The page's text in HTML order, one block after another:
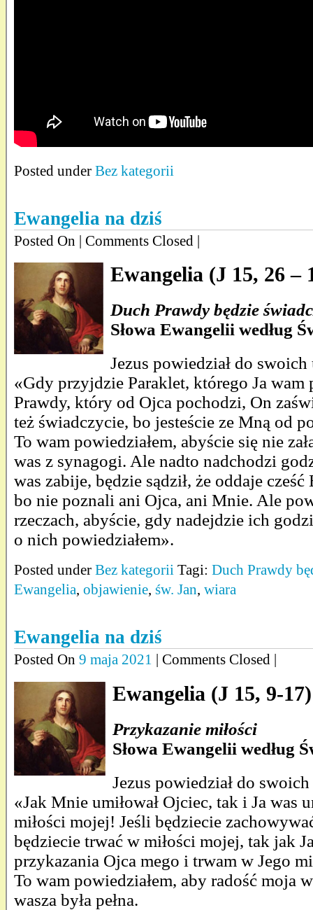
Posted under Bez kategorii
Ewangelia na dziś
Posted On | Comments Closed |
Ewangelia (J 15, 26 –
Duch Prawdy będzie
Słowa Ewangelii według
Jezus powiedział do
«Gdy przyjdzie Paraklet, którego Ja wam
Prawdy, który od Ojca pochodzi, On
też świadczycie, bo jesteście ze Mną od
To wam powiedziałem, abyście się nie
was z synagogi. Ale nadto nadchodzi
was zabije, będzie sądził, że oddaje
bo nie poznali ani Ojca, ani Mnie. Ale
rzeczach, abyście, gdy nadejdzie ich
o nich powiedziałem».
Posted under Bez kategorii Tagi: Duch Prawdy
Ewangelia, objawienie, św. Jan, wiara
Ewangelia na dziś
Posted On 9 maja 2021 | Comments Closed |
Ewangelia (J 15, 9-17)
Przykazanie miłości
Słowa Ewangelii według
Jezus powiedział do
«Jak Mnie umiłował Ojciec, tak i Ja was
miłości mojej! Jeśli będziecie
będziecie trwać w miłości mojej, tak jak
przykazania Ojca mego i trwam w Jego
To wam powiedziałem, aby radość moja
wasza była pełna.